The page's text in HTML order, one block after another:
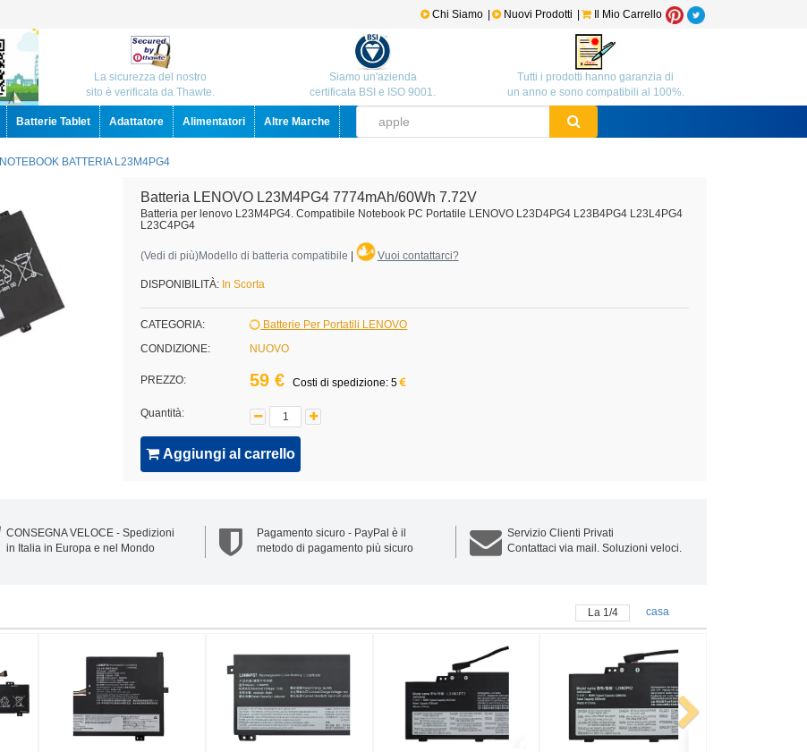
Il Mio Carrello
Nuovi Prodotti
Chi Siamo
La sicurezza del nostro
sito è verificata da Thawte.
Siamo un'azienda
certificata BSI e ISO 9001.
Tutti i prodotti hanno garanzia di
un anno e sono compatibili al 100%.
Batterie Tablet Adattatore Alimentatori Altre Marche
NOTEBOOK BATTERIA L23M4PG4
Batteria LENOVO L23M4PG4 7774mAh/60Wh 7.72V
Batteria per lenovo L23M4PG4. Compatibile Notebook PC Portatile LENOVO L23D4PG4 L23B4PG4 L23L4PG4
L23C4PG4
(Vedi di più)Modello di batteria compatibile Vuoi contattarci?
DISPONIBILITÀ: In Scorta
CATEGORIA:
Batterie Per Portatili LENOVO
CONDIZIONE:
NUOVO
PREZZO: 59 € Costi di spedizione: 5
Quantità:
Aggiungi al carrello
CONSEGNA VELOCE - Spedizioni
in Italia in Europa e nel Mondo
Pagamento sicuro - PayPal è il
metodo di pagamento più sicuro
Servizio Clienti Privati
Contattaci via mail. Soluzioni veloci.
La 1/4 casa